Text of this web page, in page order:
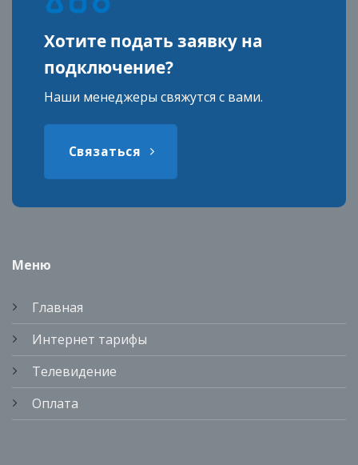
Хотите подать заявку на
подключение?
Наши менеджеры свяжутся с вами.
Связаться
Меню
Главная
Интернет тарифы
Телевидение
Оплата